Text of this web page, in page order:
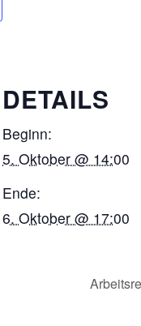
DETAILS
Beginn:
5. Oktober @ 14:00
Ende:
6. Oktober @ 17:00